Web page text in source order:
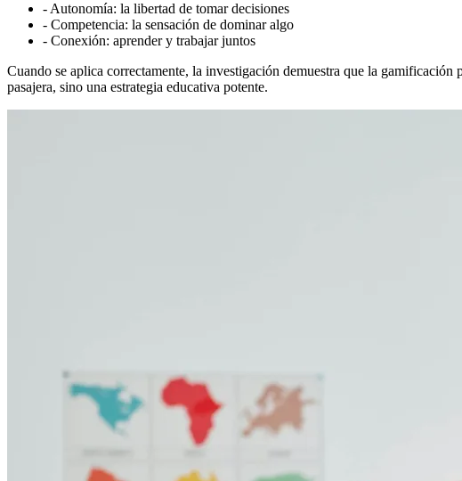
- Autonomía: la libertad de tomar decisiones
- Competencia: la sensación de dominar algo
- Conexión: aprender y trabajar juntos
Cuando se aplica correctamente, la investigación demuestra que la
pasajera, sino una estrategia educativa potente.